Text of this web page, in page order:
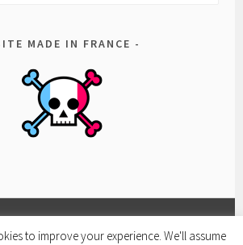
MADE IN FRANCE
to improve your experience. We'll assume